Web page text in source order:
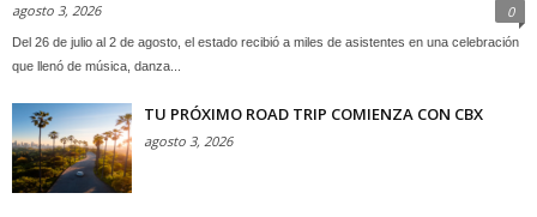
agosto 3, 2026 0
Del 26 de julio al 2 de agosto, el estado recibió a miles de asistentes en una celebración
que llenó de música, danza...
TU PRÓXIMO ROAD TRIP COMIENZA CON CBX
agosto 3, 2026